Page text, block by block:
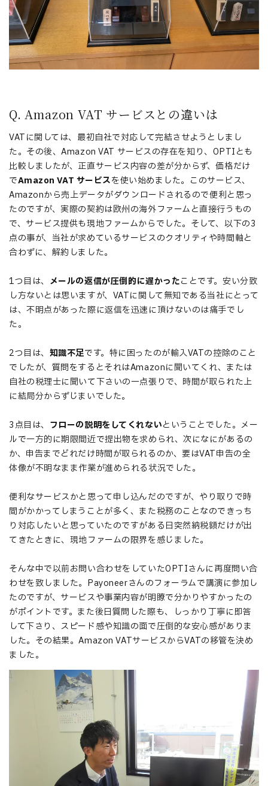
Q. Amazon VAT サービスとの違いは
VATに関しては、最初自社で対応して完結させようとしまし
た。その後、Amazon VAT サービスの存在を知り、OPTIとも
比較しましたが、正直サービス内容の差が分からず、価格だけ
でAmazon VAT サービスを使い始めました。このサービス、
Amazonから売上データがダウンロードされるので便利と思っ
たのですが、実際の契約は欧州の海外ファームと直接行うもの
で、サービス提供も現地ファームからでした。そして、以下の3
点の事が、当社が求めているサービスのクオリティや時間軸と
合わずに、解約しました。
1つ目は、 メールの返信が圧倒的に遅かったことです。安い分致
し方ないとは思いますが、VATに関して無知である当社にとって
は、不明点があった際に返信を迅速に頂けないのは痛手でし
た。
2つ目は、 知識不足です。特に困ったのが輸入VATの控除のこと
でしたが、質問をするとそれはAmazonに聞いてくれ、または
自社の税理士に聞いて下さいの一点張りで、時間が取られた上
に結局分からずじまいでした。
3点目は、 フローの説明をしてくれないということでした。メー
ルで一方的に期限間近で提出物を求められ、次になにがあるの
か、申告までどれだけ時間が取られるのか、要はVAT申告の全
体像が不明なまま作業が進められる状況でした。
便利なサービスかと思って申し込んだのですが、やり取りで時
間がかかってしまうことが多く、また税務のことなのできっち
り対応したいと思っていたのですがある日突然納税額だけが出
てきたときに、現地ファームの限界を感じました。
そんな中で以前お問い合わせをしていたOPTIさんに再度問い合
わせを致しました。Payoneerさんのフォーラムで講演に参加し
たのですが、サービスや事業内容が明瞭で分かりやすかったの
がポイントです。また後日質問した際も、しっかり丁寧に即答
して下さり、スピード感や知識の面で圧倒的な安心感がありま
した。その結果。Amazon VATサービスからVATの移管を決め
ました。